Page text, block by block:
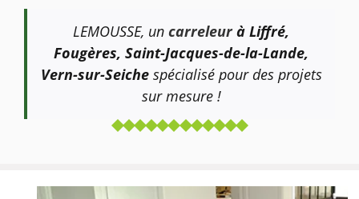
LEMOUSSE, un carreleurà Liffré,
Fougères, Saint-Jacques-de-la-Lande,
Vern-sur-Seichespécialisé pour des projets
sur mesure !